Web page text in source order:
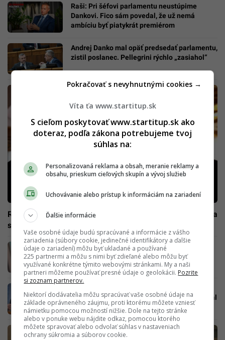
Raši: Pri šéfovi parlamentu neustúpime
Dankovi. Fico sám povedal, že už nemá
ambíciu byť piatykrát premiérom
Andrej Danko mal opäť predsedať parlamentu,
zistil poslanec. Pellegrini rýchlo „zasiahol“
Raši alebo Danko? Poslanci prezradili, koho chcú vidieť na
stoličke predsedu parlamentu
Vysokopostavený člen strany hovorí, kto
nahradí Pellegriniho na poste šéfa Hlasu
nehnuteľnosť na lukratívnej adrese. Byt získal
darom krátko pred zvolením, vieme od koho
Víta ťa www.startitup.sk
S cieľom poskytovať www.startitup.sk ako
doteraz, podľa zákona potrebujeme tvoj
súhlas na:
Personalizovaná reklama a obsah, meranie reklamy a
obsahu, prieskum cieľových skupín a vývoj služieb
Uchovávanie alebo prístup k informáciám na zariadení
Ďalšie informácie
Vaše osobné údaje budú spracúvané a informácie z vášho
zariadenia (súbory cookie, jedinečné identifikátory a ďalšie
údaje o zariadení) môžu byť ukladané a používané
225 partnermi a môžu s nimi byť zdieľané alebo môžu byť
využívané konkrétne týmito webovými stránkami. My a naši
partneri môžeme používať presné údaje o geolokácii. Pozrite
si zoznam partnerov.
Niektorí dodávatelia môžu spracúvať vaše osobné údaje na
základe oprávneného záujmu, proti ktorému môžete vzniesť
námietku pomocou možností nižšie. Dole na tejto stránke
alebo v ponuke webu nájdite odkaz, pomocou ktorého
môžete spravovať alebo odvolať súhlas v nastaveniach
ochrany súkromia a súborov cookie.
Pokračovať s nevyhnutnými cookies →